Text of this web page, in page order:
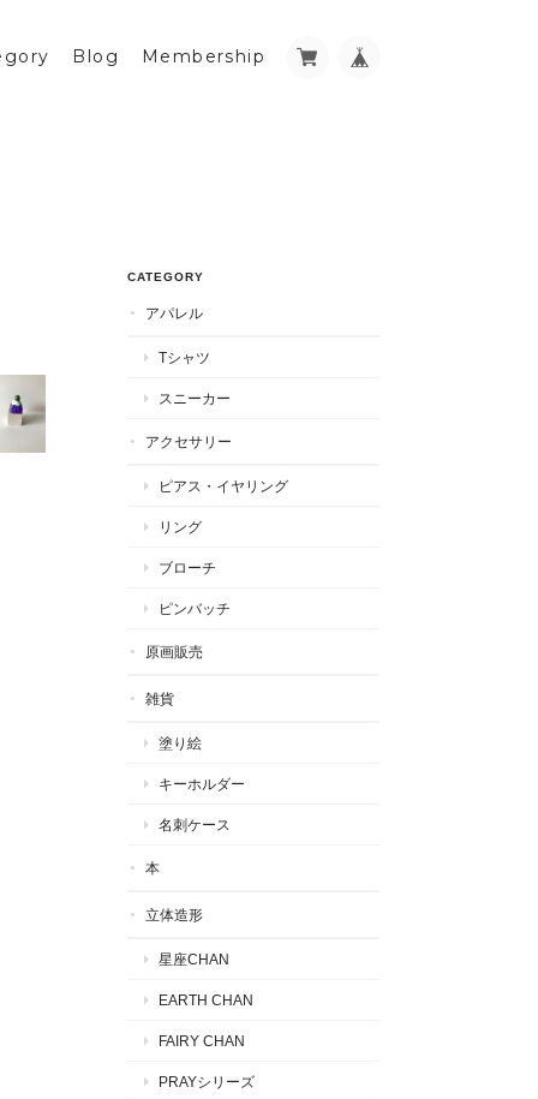
Blog Membership
CATEGORY
アパレル
Tシャツ
スニーカー
アクセサリー
ピアス・イヤリング
リング
ブローチ
ピンバッチ
原画販売
雑貨
塗り絵
キーホルダー
名刺ケース
本
立体造形
星座CHAN
EARTH CHAN
FAIRY CHAN
PRAYシリーズ